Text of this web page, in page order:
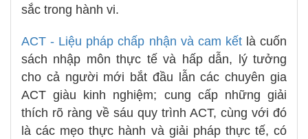
sắc trong hành vi.
ACT - Liệu pháp chấp nhận và cam kếtlà cuốn
sách nhập môn thực tế và hấp dẫn, lý tưởng
cho cả người mới bắt đầu lẫn các chuyên gia
ACT giàu kinh nghiệm; cung cấp những giải
thích rõ ràng về sáu quy trình ACT, cùng với đó
là các mẹo thực hành và giải pháp thực tế, có